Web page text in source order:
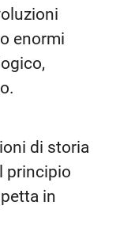
enormi
di storia
principio
in